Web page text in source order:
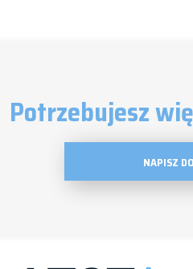
Potrzebujesz
NAPISZ